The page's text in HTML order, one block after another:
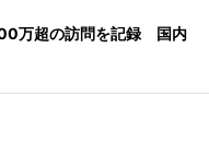
万超の訪問を記録 国内